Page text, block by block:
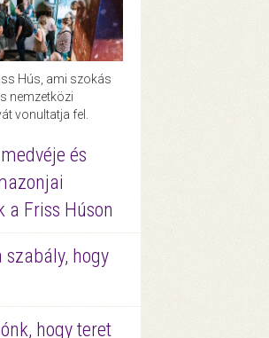
Hús, ami szokás
nemzetközi
vonultatja fel.
és
a Friss Húson
hogy
hogy teret